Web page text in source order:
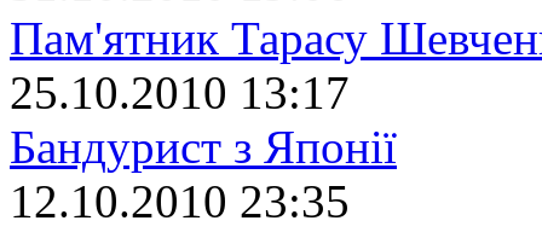
Пам'ятник Тарасу
25.10.2010 13:17
Бандурист з Японії
12.10.2010 23:35